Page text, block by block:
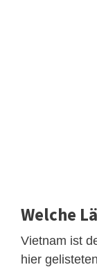
Welche
Vietnam ist
hier